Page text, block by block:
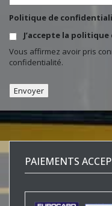
Politique de
J’accepte la
Vous affirmez avoir pris
confidentialité.
PAIEMENTS